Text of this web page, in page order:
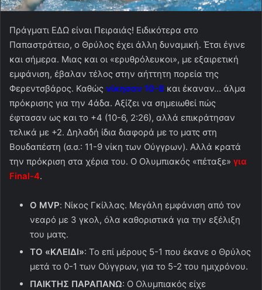
Πράγματι ΕΔΩ είναι Πειραιάς! Ειδικότερα στο
Παπαστράτειο, ο Θρύλος έχει άλλη δυναμική. Έτσι έγινε
και σήμερα. Μιας και οι «ερυθρόλευκοι», με εξαιρετική
εμφάνιση, έβαλαν τέλος στην αήττητη πορεία της
Φερεντσβάρος. Καθώς νίκησαν 10-8 και έκαναν… άλμα
πρόκρισης για την 4άδα. Αξίζει να σημειωθεί πώς
έφτασαν ως και το +4 (10-6, 2:26), αλλά επικράτησαν
τελικά με +2. Δηλαδή ίδια διαφορά με το ματς στη
Βουδαπέστη (σ.σ.: 11-9 νίκη των Ούγγρων). Αλλά κρατά
την πρόκριση στα χέρια του. Ο Ολυμπιακός «πέταξε» για
Final-4.
Ο MVP: Νίκος Γκίλλας. Μεγάλη εμφάνιση από τον
νεαρό με 3 γκολ, όλα καθοριστικά για την εξέλιξη
του ματς.
ΤΟ «ΚΛΕΙΔΙ»: Το επί μέρους 5-1 που έκανε ο Θρύλος
μετά το 0-1 των Ούγγρων, για το 5-2 του ημιχρόνου.
ΠΑΙΚΤΗΣ ΠΑΡΑΠΑΝΩ: Ο Ολυμπιακός είχε